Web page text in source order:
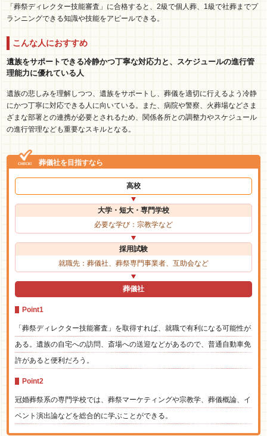
「葬祭ディレクター技能審査」に合格すると、2級で個人葬、1級で社葬までプ
ランニングできる知識や技能をアピールできる。
こんな人におすすめ
遺族をサポートできる冷静かつ丁寧な対応力と、スケジュールの進行管
理能力に優れている人
遺族の悲しみを理解しつつ、遺族をサポートし、葬儀を適切に行えるよう冷静
にかつ丁寧に対応できる人に向いている。また、病院や警察、火葬場などさま
ざまな部署との連携が必要とされるため、関係各所との調整力やスケジュール
の進行管理なども重要なスキルとなる。
葬儀社を目指すなら
高校
大学・短大・専門学校
必要な学び：宗教学など
採用試験
就職先：葬儀社、葬祭専門事業者、互助会など
葬儀社
Point1
「葬祭ディレクター技能審査」を取得すれば、就職で有利になる可能性が
ある。遺族の自宅への訪問、斎場への送迎などがあるので、普通自動車免
許があると便利だろう。
Point2
冠婚葬祭系の専門学校では、葬祭マーケティングや宗教学、葬儀概論、イ
ベント演出論などを総合的に学ぶことができる。